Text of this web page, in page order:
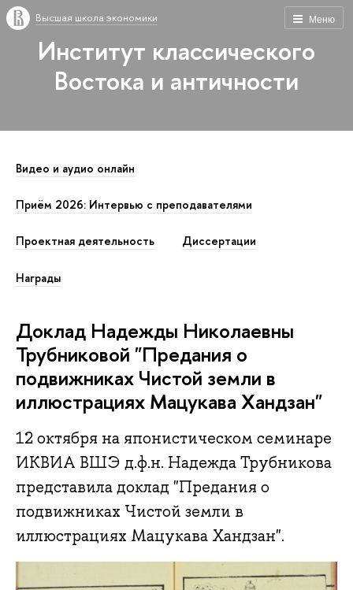
Меню
Высшая школа экономики
Институт классического
Востока и античности
Видео и аудио онлайн
Приём 2026: Интервью с преподавателями
Проектная деятельность Диссертации
Награды
Доклад Надежды Николаевны
Трубниковой "Предания о
подвижниках Чистой земли в
иллюстрациях Мацукава Хандзан"
12 октября на японистическом семинаре
ИКВИА ВШЭ д.ф.н. Надежда Трубникова
представила доклад "Предания о
подвижниках Чистой земли в
иллюстрациях Мацукава Хандзан".